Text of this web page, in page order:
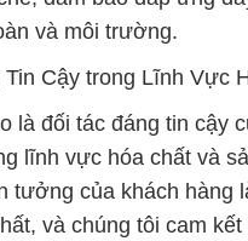
và môi trường.
Cậy trong Lĩnh Vực
là đối tác đáng tin cậy
lĩnh vực hóa chất và
tưởng của khách hàng
và chúng tôi cam